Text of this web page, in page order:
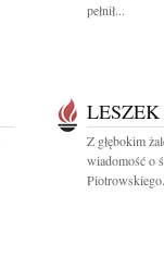
pełnił...
Z głębokim
wiadomość o